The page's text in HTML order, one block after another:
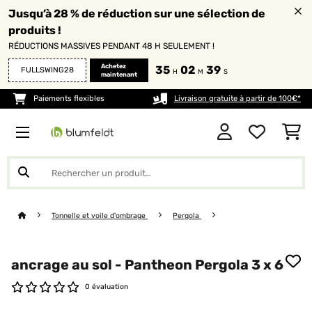
Jusqu’à 28 % de réduction sur une sélection de
produits !
RÉDUCTIONS MASSIVES PENDANT 48 H SEULEMENT !
FULLSWING28
Achetez
maintenant
35 H 02 M 39 S
Paiements flexibles Livraison gratuite à partir de 100€*
Tonnelle et voile d'ombrage Pergola
ancrage au sol - Pantheon Pergola 3 x 6
0 évaluation